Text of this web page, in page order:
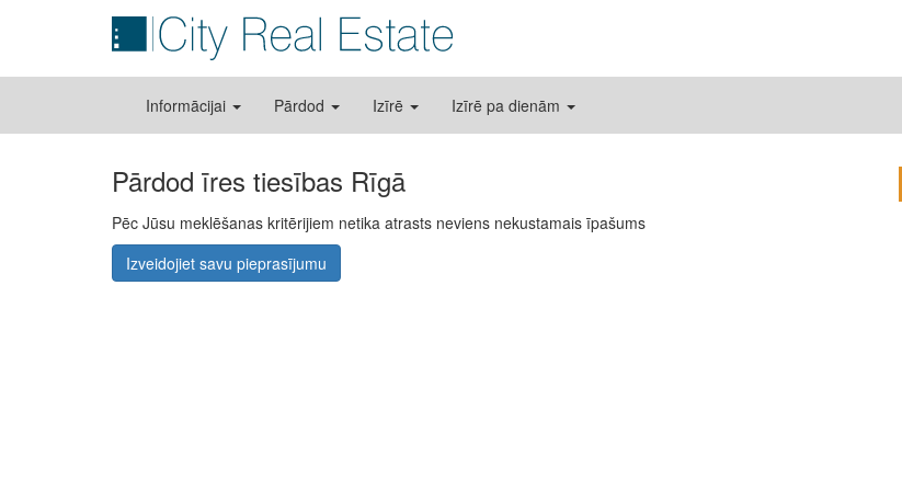
Informācijai Pārdod Izīrē Izīrē pa dienām
Pārdod īres tiesības Rīgā
Pēc Jūsu meklēšanas kritērijiem netika atrasts neviens nekustamais īpašums
Izveidojiet savu pieprasījumu